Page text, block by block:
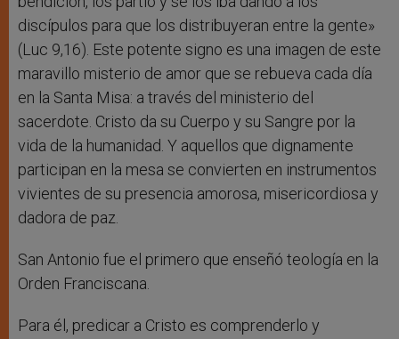
discípulos para que los distribuyeran entre la gente»
(Luc 9,16). Este potente signo es una imagen de este
maravillo misterio de amor que se rebueva cada día
en la Santa Misa: a través del ministerio del
sacerdote. Cristo da su Cuerpo y su Sangre por la
vida de la humanidad. Y aquellos que dignamente
participan en la mesa se convierten en instrumentos
vivientes de su presencia amorosa, misericordiosa y
dadora de paz.
San Antonio fue el primero que enseñó teología en la
Orden Franciscana.
Para él, predicar a Cristo es comprenderlo y